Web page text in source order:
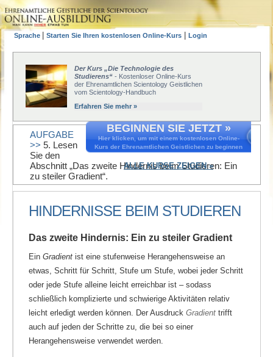
Sprache Starten Sie Ihren kostenlosen Online-Kurs Login
Der Kurs „Die Technologie des
Studierens“ - Kostenloser Online-Kurs
der Ehrenamtlichen Scientology Geistlichen
vom Scientology-Handbuch
Erfahren Sie mehr »
BEGINNEN SIE JETZT »
Hier klicken, um mit einem kostenlosen Online-
Kurs der Ehrenamtlichen Geistlichen zu beginnen
ALLE KURSE ZEIGEN »
AUFGABE
>> 5. Lesen
Sie den
Abschnitt „Das zweite Hindernis beim Studieren: Ein
zu steiler Gradient“.
HINDERNISSE BEIM STUDIEREN
Das zweite Hindernis: Ein zu steiler Gradient
Ein Gradient ist eine stufenweise Herangehensweise an
etwas, Schritt für Schritt, Stufe um Stufe, wobei jeder Schritt
oder jede Stufe alleine leicht erreichbar ist – sodass
schließlich komplizierte und schwierige Aktivitäten relativ
leicht erledigt werden können. Der Ausdruck Gradient trifft
auch auf jeden der Schritte zu, die bei so einer
Herangehensweise verwendet werden.